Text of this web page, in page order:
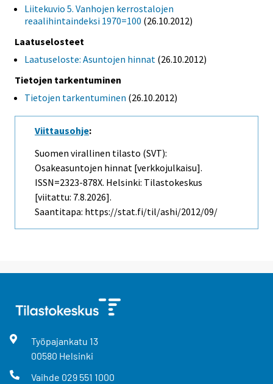
Liitekuvio 5. Vanhojen kerrostalojen
reaalihintaindeksi 1970=100 (26.10.2012)
Laatuselosteet
Laatuseloste: Asuntojen hinnat (26.10.2012)
Tietojen tarkentuminen
Tietojen tarkentuminen (26.10.2012)
Viittausohje:
Suomen virallinen tilasto (SVT):
Osakeasuntojen hinnat [verkkojulkaisu].
ISSN=2323-878X. Helsinki: Tilastokeskus
[viitattu: 7.8.2026].
Saantitapa: https://stat.fi/til/ashi/2012/09/
Työpajankatu 13
00580 Helsinki
Vaihde 029 551 1000